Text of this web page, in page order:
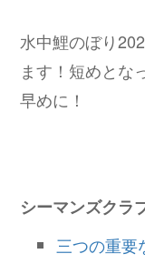
水中鯉のぼり
ます！短めとな
早めに！
シーマンズクラ
三つの重要